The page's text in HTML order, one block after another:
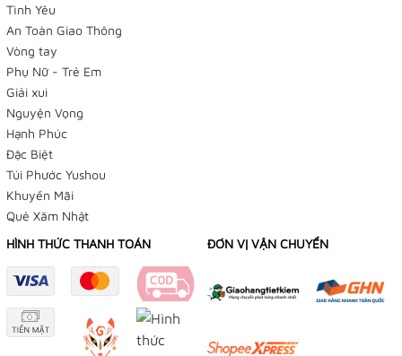
NHẬN ĐẶT HÀNG QUA FACEBOOK TRƯỚC KHI ĐẾN LẤY
Tiệm Điều Ước - Yushou 御守 - Tiệm Phụ Kiện Bạch
179/12 Trần Văn Khéo, P. Cái Khế, Q Ninh Kiều, TP
Cần Thơ
Facebook:
Tình Yêu
An Toàn Giao Thông
Vòng tay
Phụ Nữ - Trẻ Em
Giải xui
Nguyện Vọng
Hạnh Phúc
Đặc Biệt
Túi Phước Yushou
Khuyến Mãi
Quẻ Xăm Nhật
HÌNH THỨC THANH TOÁN ĐƠN VỊ VẬN CHUYỂN